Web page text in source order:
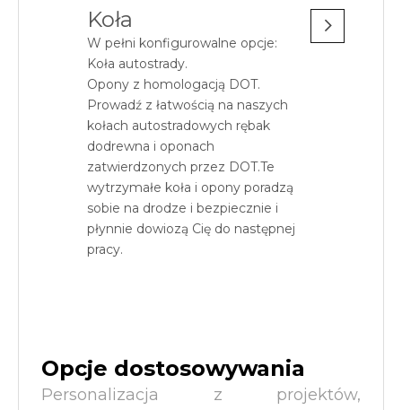
Koła
W pełni konfigurowalne opcje:
Koła autostrady.
Opony z homologacją DOT.
Prowadź z łatwością na naszych
kołach autostradowych rębak
dodrewna i oponach
zatwierdzonych przez DOT.Te
wytrzymałe koła i opony poradzą
sobie na drodze i bezpiecznie i
płynnie dowiozą Cię do następnej
pracy.
Opcje dostosowywania
Personalizacja z projektów,